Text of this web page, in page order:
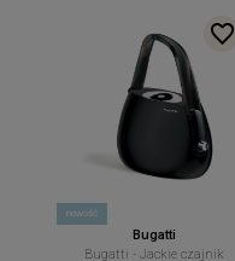
nowość
Bugatti
Bugatti - Jackie czajnik